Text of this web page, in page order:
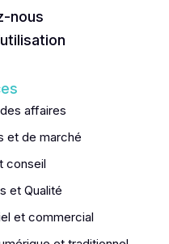
nous
affaires
et de marché
conseil
et Qualité
et commercial